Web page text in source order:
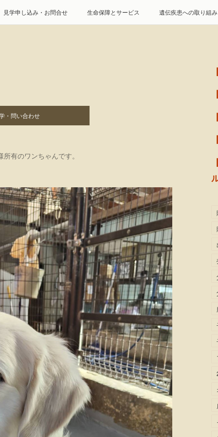
見学申し込み・お問合せ 生命保障とサービス 遺伝疾患への取り組み
・問い合わせ
有のワンちゃんです。